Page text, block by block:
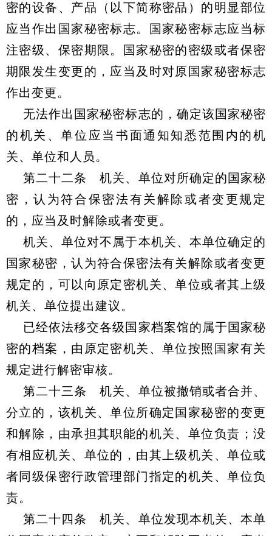
密的设备、产品（以下简称密品）的明显部位
应当作出国家秘密标志。国家秘密标志应当标
注密级、保密期限。国家秘密的密级或者保密
期限发生变更的，应当及时对原国家秘密标志
作出变更。
无法作出国家秘密标志的，确定该国家秘密
的机关、单位应当书面通知知悉范围内的机
关、单位和人员。
第二十二条 机关、单位对所确定的国家秘
密，认为符合保密法有关解除或者变更规定
的，应当及时解除或者变更。
机关、单位对不属于本机关、本单位确定的
国家秘密，认为符合保密法有关解除或者变更
规定的，可以向原定密机关、单位或者其上级
机关、单位提出建议。
已经依法移交各级国家档案馆的属于国家秘
密的档案，由原定密机关、单位按照国家有关
规定进行解密审核。
第二十三条 机关、单位被撤销或者合并、
分立的，该机关、单位所确定国家秘密的变更
和解除，由承担其职能的机关、单位负责；没
有相应机关、单位的，由其上级机关、单位或
者同级保密行政管理部门指定的机关、单位负
责。
第二十四条 机关、单位发现本机关、本单